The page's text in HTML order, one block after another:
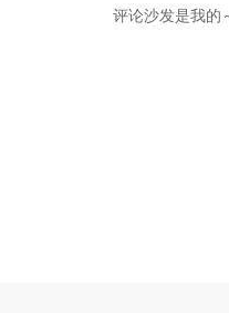
评论沙发是我的